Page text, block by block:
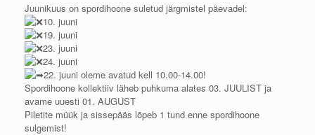
Juunikuus on spordihoone suletud järgmistel päevadel:
10. juuni
19. juuni
23. juuni
24. juuni
22. juuni oleme avatud kell 10.00-14.00!
Spordihoone kollektiiv läheb puhkuma alates 03. JUULIST ja
avame uuesti 01. AUGUST
Piletite müük ja sissepääs lõpeb 1 tund enne spordihoone
sulgemist!